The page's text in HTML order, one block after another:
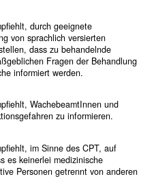
durch geeignete
von sprachlich versierten
dass zu behandelnde
Fragen der Behandlung
informiert werden.
WachebeamtInnen und
zu informieren.
im Sinne des CPT, auf
es keinerlei medizinische
Personen getrennt von anderen